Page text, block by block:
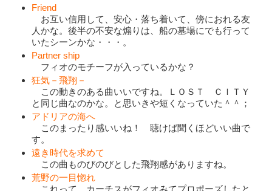
Friend
お互い信用して、安心・落ち着いて、傍におれる友
人かな。後半の不安な煽りは、船の墓場にでも行って
いたシーンかな・・・。
Partner ship
フィオのモチーフが入っているかな？
狂気－飛翔－
この動きのある曲いいですね。ＬＯＳＴ ＣＩＴＹ
と同じ曲なのかな。と思いきや短くなっていた＾＾；
アドリアの海へ
このまったり感いいね！ 聴けば聞くほどいい曲で
す。
遠き時代を求めて
この曲ものびのびとした飛翔感がありますね。
荒野の一目惚れ
これって、カーチスがフィオみてプロポーズしたと